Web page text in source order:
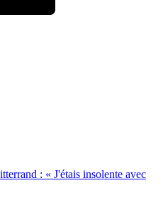
: « J'étais insolente avec